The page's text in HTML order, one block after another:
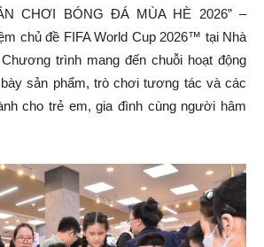
CHƠI BÓNG ĐÁ MÙA HÈ 2026” –
chủ đề FIFA World Cup 2026™ tại Nhà
trình mang đến chuỗi hoạt động
sản phẩm, trò chơi tương tác và các
cho trẻ em, gia đình cùng người hâm